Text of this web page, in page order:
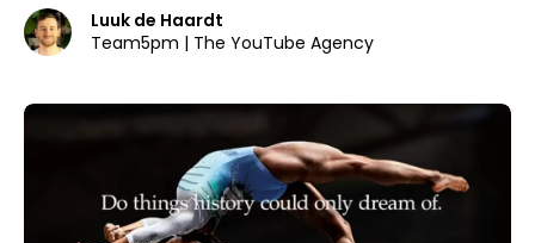
Luuk de Haardt
Team5pm | The YouTube Agency